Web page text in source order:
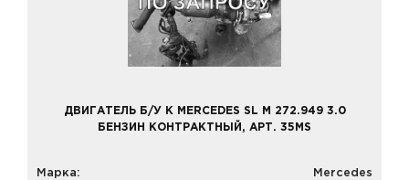
ДВИГАТЕЛЬ Б/У К MERCEDES SL M 272.949 3.0
БЕНЗИН КОНТРАКТНЫЙ, АРТ. 35MS
Марка:
Mercedes